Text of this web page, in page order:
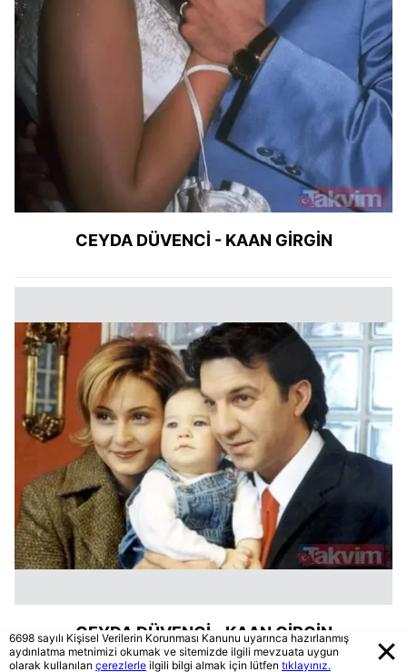
CEYDA DÜVENCİ - KAAN GİRGİN
CEYDA DÜVENCİ - KAAN GİRGİN
6698 sayılı Kişisel Verilerin Korunması Kanunu uyarınca hazırlanmış
aydınlatma metnimizi okumak ve sitemizde ilgili mevzuata uygun
olarak kullanılan çerezlerle ilgili bilgi almak için lütfen tıklayınız.